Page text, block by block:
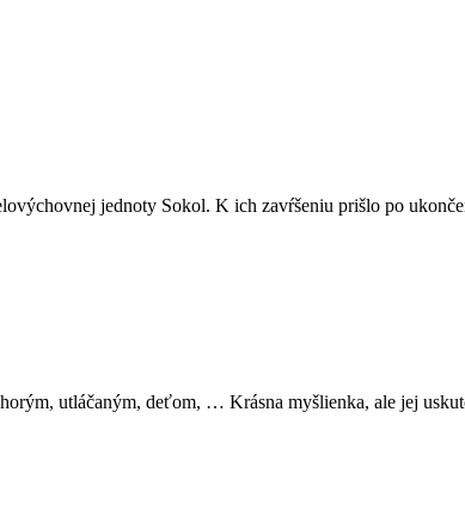
jednoty Sokol. K ich zavŕšeniu prišlo po
utláčaným, deťom, … Krásna myšlienka, ale jej